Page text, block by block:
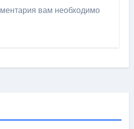
вам необходимо